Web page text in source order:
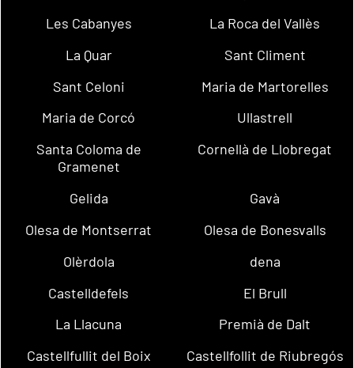
Les Cabanyes
La Roca del Vallès
La Quar
Sant Climent
Sant Celoni
Maria de Martorelles
Maria de Corcó
Ullastrell
Santa Coloma de
Gramenet
Cornellà de Llobregat
Gelida
Gavà
Olesa de Montserrat
Olesa de Bonesvalls
Olèrdola
dena
Castelldefels
El Brull
La Llacuna
Premià de Dalt
Castellfullit del Boix
Castellfollit de Riubregós